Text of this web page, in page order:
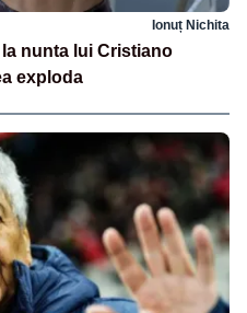
Ionuț Nichita
nunta lui Cristiano
exploda